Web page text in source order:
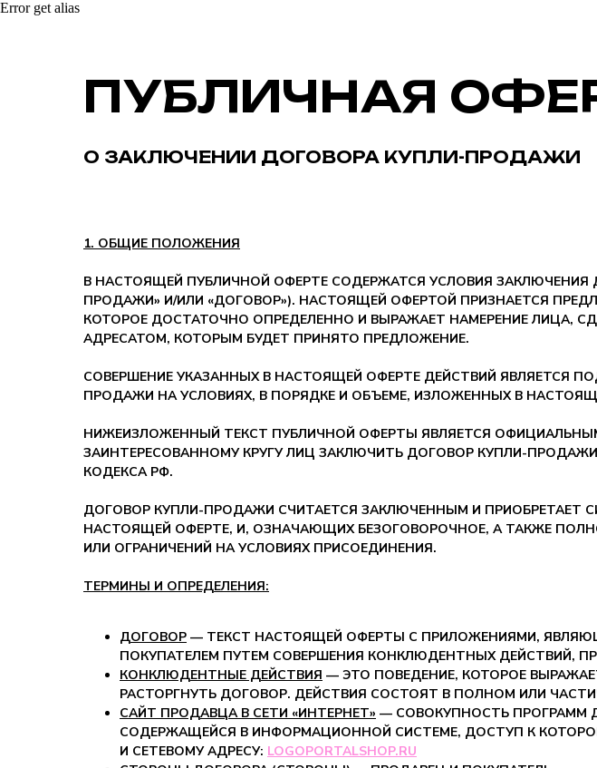
Error get alias
ПУБЛИЧНАЯ
О ЗАКЛЮЧЕНИИ ДОГОВОРА КУПЛИ-ПРОДАЖИ
1. ОБЩИЕ ПОЛОЖЕНИЯ
В НАСТОЯЩЕЙ ПУБЛИЧНОЙ ОФЕРТЕ СОДЕРЖАТСЯ УСЛОВИЯ
ПРОДАЖИ» И/ИЛИ «ДОГОВОР»). НАСТОЯЩЕЙ ОФЕРТОЙ ПРИЗНАЕТСЯ
КОТОРОЕ ДОСТАТОЧНО ОПРЕДЕЛЕННО И ВЫРАЖАЕТ НАМЕРЕНИЕ ЛИЦА,
АДРЕСАТОМ, КОТОРЫМ БУДЕТ ПРИНЯТО ПРЕДЛОЖЕНИЕ.
СОВЕРШЕНИЕ УКАЗАННЫХ В НАСТОЯЩЕЙ ОФЕРТЕ ДЕЙСТВИЙ ЯВЛЯЕТСЯ
ПРОДАЖИ НА УСЛОВИЯХ, В ПОРЯДКЕ И ОБЪЕМЕ, ИЗЛОЖЕННЫХ В
НИЖЕИЗЛОЖЕННЫЙ ТЕКСТ ПУБЛИЧНОЙ ОФЕРТЫ ЯВЛЯЕТСЯ
ЗАИНТЕРЕСОВАННОМУ КРУГУ ЛИЦ ЗАКЛЮЧИТЬ ДОГОВОР КУПЛИ-
КОДЕКСА РФ.
ДОГОВОР КУПЛИ-ПРОДАЖИ СЧИТАЕТСЯ ЗАКЛЮЧЕННЫМ И ПРИОБРЕТАЕТ
НАСТОЯЩЕЙ ОФЕРТЕ, И, ОЗНАЧАЮЩИХ БЕЗОГОВОРОЧНОЕ, А ТАКЖЕ
ИЛИ ОГРАНИЧЕНИЙ НА УСЛОВИЯХ ПРИСОЕДИНЕНИЯ.
ТЕРМИНЫ И ОПРЕДЕЛЕНИЯ:
ДОГОВОР — ТЕКСТ НАСТОЯЩЕЙ ОФЕРТЫ С ПРИЛОЖЕНИЯМИ,
ПОКУПАТЕЛЕМ ПУТЕМ СОВЕРШЕНИЯ КОНКЛЮДЕНТНЫХ ДЕЙСТВИЙ,
КОНКЛЮДЕНТНЫЕ ДЕЙСТВИЯ — ЭТО ПОВЕДЕНИЕ, КОТОРОЕ
РАСТОРГНУТЬ ДОГОВОР. ДЕЙСТВИЯ СОСТОЯТ В ПОЛНОМ ИЛИ
САЙТ ПРОДАВЦА В СЕТИ «ИНТЕРНЕТ» — СОВОКУПНОСТЬ ПРОГРАММ
СОДЕРЖАЩЕЙСЯ В ИНФОРМАЦИОННОЙ СИСТЕМЕ, ДОСТУП К
И СЕТЕВОМУ АДРЕСУ: LOGOPORTALSHOP.RU